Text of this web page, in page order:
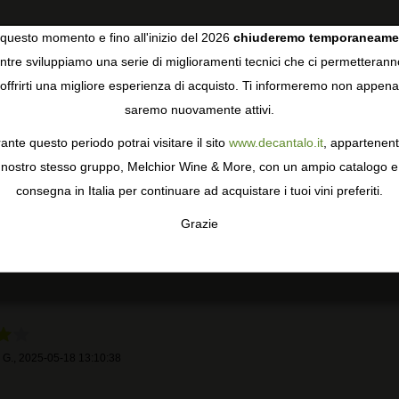
RECENSIONI DEGLI UTENTI
4,0
3
2025-05-18 13:10:38
COOKIES
come i cookie per personalizzare e mejorar la tua
sulla privacy
per saperne di più, o gestisci le tue
Consenso.
momento e fino all'inizio del 2026 chiuderemo
sviluppiamo una serie di miglioramenti tecnici che ci
offrirti una migliore esperienza di acquisto. Ti informeremo non appena
saremo nuovamente attivi.
questo periodo potrai visitare il sito www.decantalo.it,
nostro stesso gruppo, Melchior Wine & More, con un ampio catalogo e
consegna in Italia per continuare ad acquistare i tuoi vini preferiti.
Grazie